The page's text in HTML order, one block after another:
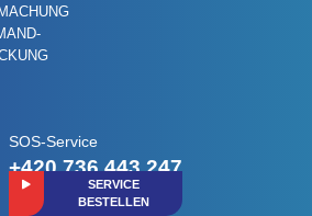
SOS-Service
+420 736 443 247
SERVICE
BESTELLEN